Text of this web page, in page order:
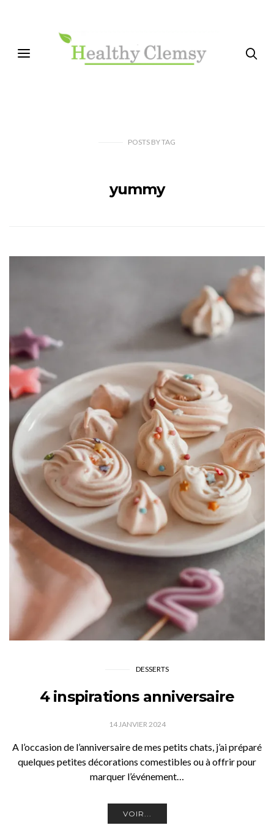
POSTS BYTAG
yummy
DESSERTS
4 inspirations anniversaire
14 JANVIER 2024
A l’occasion de l’anniversaire de mes petits chats, j’ai préparé
quelques petites décorations comestibles ou à offrir pour
marquer l’événement…
VOIR...